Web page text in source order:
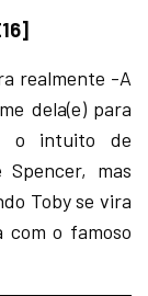
realmente -A
dela(e) para
o intuito de
mas
Toby se vira
com o famoso